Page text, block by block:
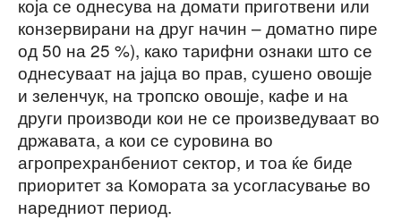
која се однесува на домати приготвени или
конзервирани на друг начин – доматно пире
од 50 на 25 %), како тарифни ознаки што се
однесуваат на јајца во прав, сушено овошје
и зеленчук, на тропско овошје, кафе и на
други производи кои не се произведуваат во
државата, а кои се суровина во
агропрехранбениот сектор, и тоа ќе биде
приоритет за Комората за усогласување во
наредниот период.